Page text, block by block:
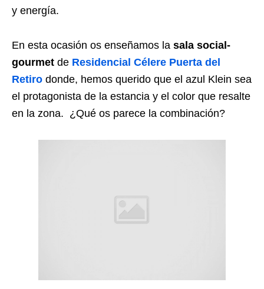
y energía.
En esta ocasión os enseñamos la sala social-
gourmet de Residencial Célere Puerta del
Retiro donde, hemos querido que el azul Klein sea
el protagonista de la estancia y el color que resalte
en la zona. ¿Qué os parece la combinación?